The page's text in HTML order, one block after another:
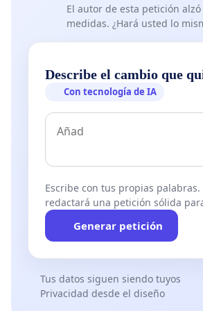
problemas y errores, haciendo
parte de todos los deportistas de
juez arbitro fuera realmente
siendo reforzadas por los árbitros
en cada sección, algo inaceptable
Hacer que este deporte crezca,
consigue haciendo que el público
funcionando sería
que incluso en competiciones
Propuesta de solución para el
Asignar la contrata del servicio de
un profesional con el perfil
El autor de esta petición
medidas. ¿Hará usted lo
Describe el cambio que
Con tecnología de IA
Escribe con tus propias palabras.
redactará una petición sólida
Generar petición
Tus datos siguen siendo tuyos
Privacidad desde el diseño